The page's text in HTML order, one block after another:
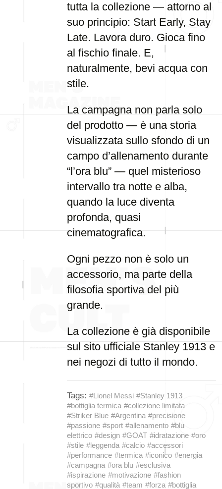
tutta la collezione — attorno al
suo principio: Start Early, Stay
Late. Lavora duro. Gioca fino
al fischio finale. E,
naturalmente, bevi acqua con
stile.
La campagna non parla solo
del prodotto — è una storia
visualizzata sullo sfondo di un
campo d’allenamento durante
“l’ora blu” — quel misterioso
intervallo tra notte e alba,
quando la luce diventa
profonda, quasi
cinematografica.
Ogni pezzo non è solo un
accessorio, ma parte della
filosofia sportiva del più
grande.
La collezione è già disponibile
sul sito ufficiale Stanley 1913 e
nei negozi di tutto il mondo.
Tags: #Lionel Messi #Stanley 1913
#bottiglia termica #collezione limitata
#Striker Blue #Argentina #precisione
#passione #sport #allenamento #blu
elettrico #design #GOAT #idratazione #oro
#stile #leggenda #calcio #accessori
#performance #termica #iconico #energia
#campagna #ora blu #esclusiva
#ispirazione #motivazione #fashion
sportivo #qualità #team #forza #bottiglia